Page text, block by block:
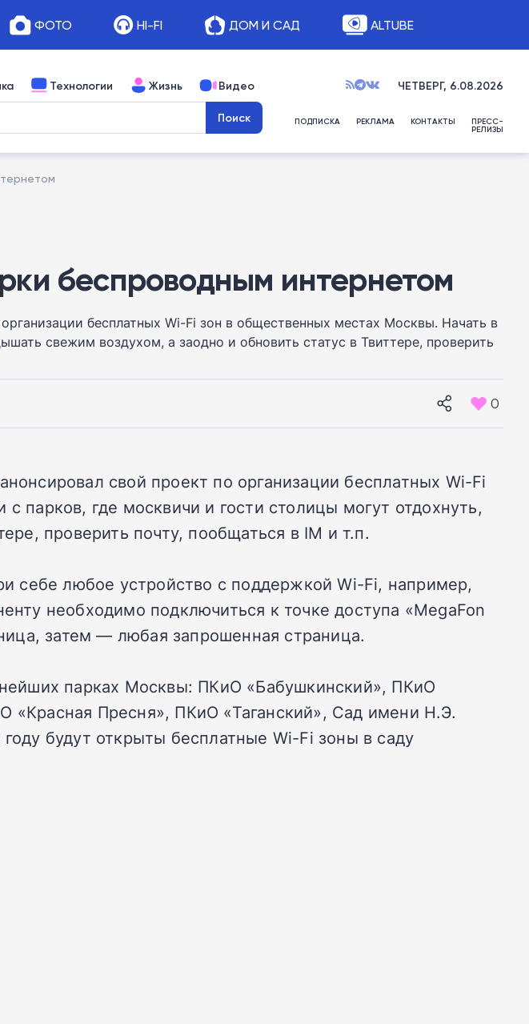
ФОТО HI-FI ДОМ И САД ALTUBE
Технологии Жизнь Видео ЧЕТВЕРГ, 6.08.2026
ПОДПИСКА РЕКЛАМА КОНТАКТЫ ПРЕСС-
РЕЛИЗЫ
беспроводным интернетом
бесплатных Wi-Fi зон в общественных местах Москвы. Начать в
свежим воздухом, а заодно и обновить статус в Твиттере, проверить
0
свой проект по организации бесплатных Wi-Fi
где москвичи и гости столицы могут отдохнуть,
проверить почту, пообщаться в IM и т.п.
себе любое устройство с поддержкой Wi-Fi, например,
необходимо подключиться к точке доступа «MegaFon
затем — любая запрошенная страница.
парках Москвы: ПКиО «Бабушкинский», ПКиО
Пресня», ПКиО «Таганский», Сад имени Н.Э.
будут открыты бесплатные Wi-Fi зоны в саду